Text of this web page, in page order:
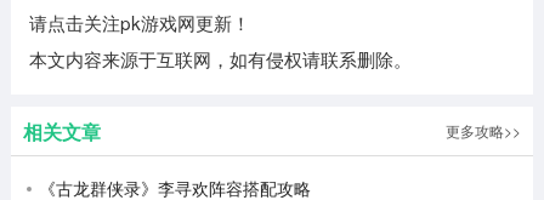
请点击关注pk游戏网更新！
本文内容来源于互联网，如有侵权请联系删除。
相关文章 更多攻略>>
《古龙群侠录》李寻欢阵容搭配攻略